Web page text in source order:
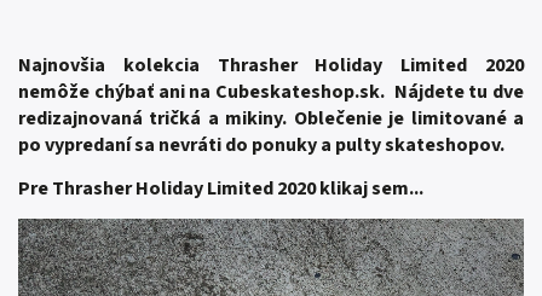
Najnovšia kolekcia Thrasher Holiday Limited 2020
nemôže chýbať ani na Cubeskateshop.sk. Nájdete tu dve
redizajnovaná tričká a mikiny. Oblečenie je limitované a
po vypredaní sa nevráti do ponuky a pulty skateshopov.
Pre Thrasher Holiday Limited 2020 klikaj sem...